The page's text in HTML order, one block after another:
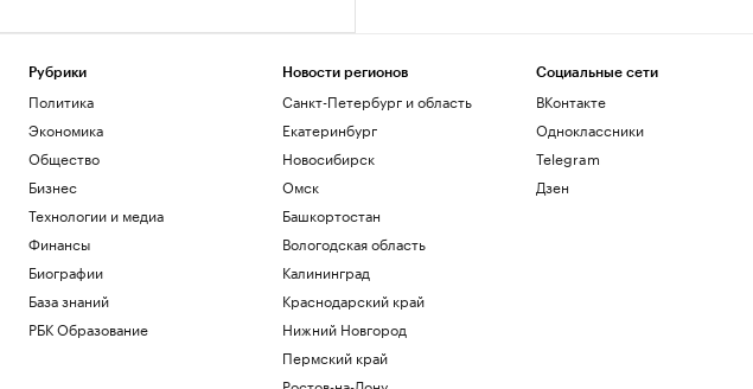
Рубрики
Политика
Экономика
Общество
Бизнес
Технологии и медиа
Финансы
Биографии
База знаний
РБК Образование
Новости регионов
Санкт-Петербург и область
Екатеринбург
Новосибирск
Омск
Башкортостан
Вологодская область
Калининград
Краснодарский край
Нижний Новгород
Пермский край
Социальные сети
ВКонтакте
Одноклассники
Telegram
Дзен